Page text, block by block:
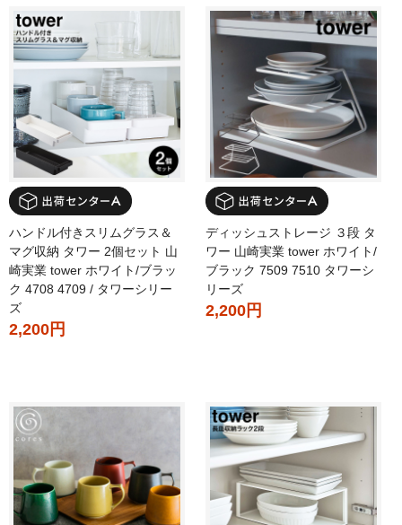
ハンドル付きスリムグラス＆
マグ収納 タワー 2個セット 山
崎実業 tower ホワイト/ブラッ
ク 4708 4709 / タワーシリー
ズ
2,200円
ディッシュストレージ ３段 タ
ワー 山崎実業 tower ホワイト/
ブラック 7509 7510 タワーシ
リーズ
2,200円